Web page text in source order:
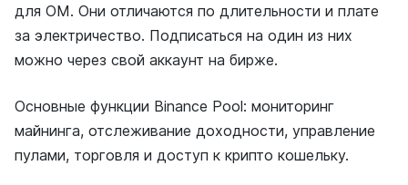
для ОМ. Они отличаются по длительности и плате
за электричество. Подписаться на один из них
можно через свой аккаунт на бирже.
Основные функции Binance Pool: мониторинг
майнинга, отслеживание доходности, управление
пулами, торговля и доступ к крипто кошельку.